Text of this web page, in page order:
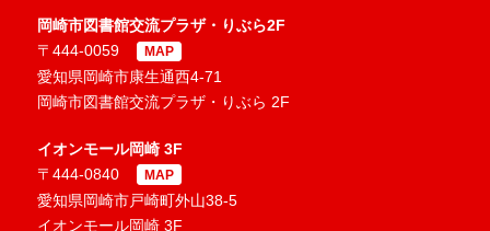
岡崎市図書館交流プラザ・りぶら2F
〒444-0059
MAP
愛知県岡崎市康生通西4-71
岡崎市図書館交流プラザ・りぶら 2F
イオンモール岡崎 3F
〒444-0840
MAP
愛知県岡崎市戸崎町外山38-5
イオンモール岡崎 3F